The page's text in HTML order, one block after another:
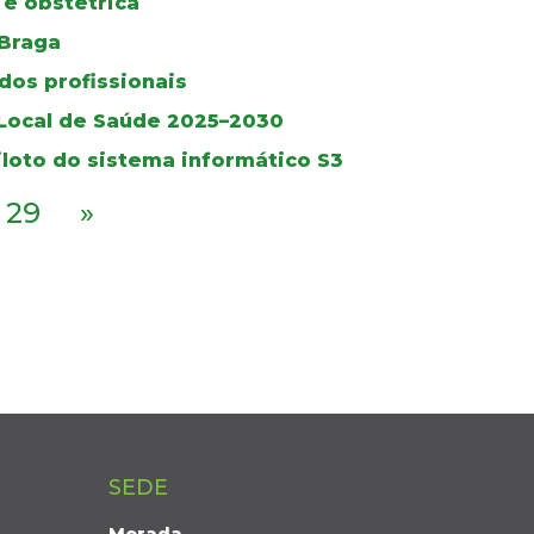
profissionais
de Saúde 2025–2030
do sistema informático S3
29 »
SEDE